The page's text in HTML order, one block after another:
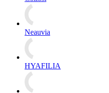
Neauvia
HYAFILIA